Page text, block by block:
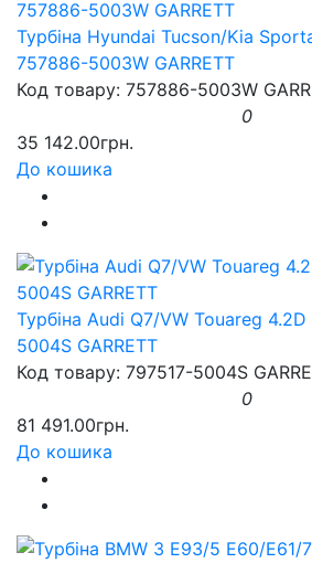
Турбіна Hyundai Tucson/Kia
757886-5003W GARRETT
Код товару: 757886-5003W
0
35 142.00грн.
До кошика
Турбіна Audi Q7/VW Touareg
5004S GARRETT
Код товару: 797517-5004S
0
81 491.00грн.
До кошика